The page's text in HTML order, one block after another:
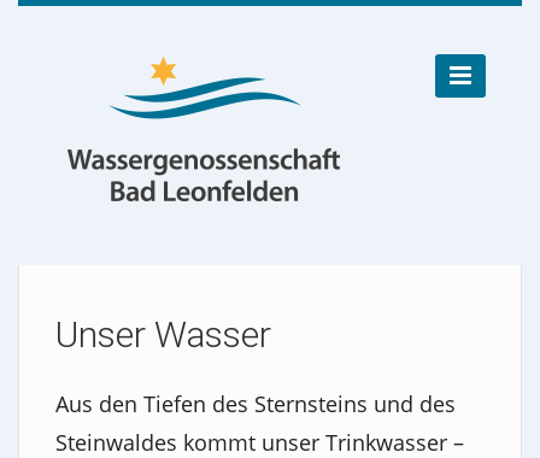

Unser Wasser
Aus den Tiefen des Sternsteins und des
Steinwaldes kommt unser Trinkwasser –